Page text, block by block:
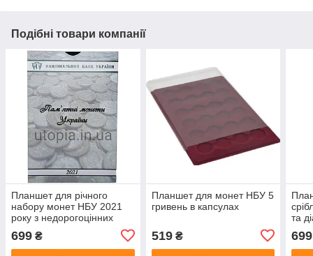
Подібні товари компанії
Планшет для річного
набору монет НБУ 2021
року з недорогоцінних
699 ₴
Планшет для монет НБУ 5
гривень в капсулах
519₴
та
699